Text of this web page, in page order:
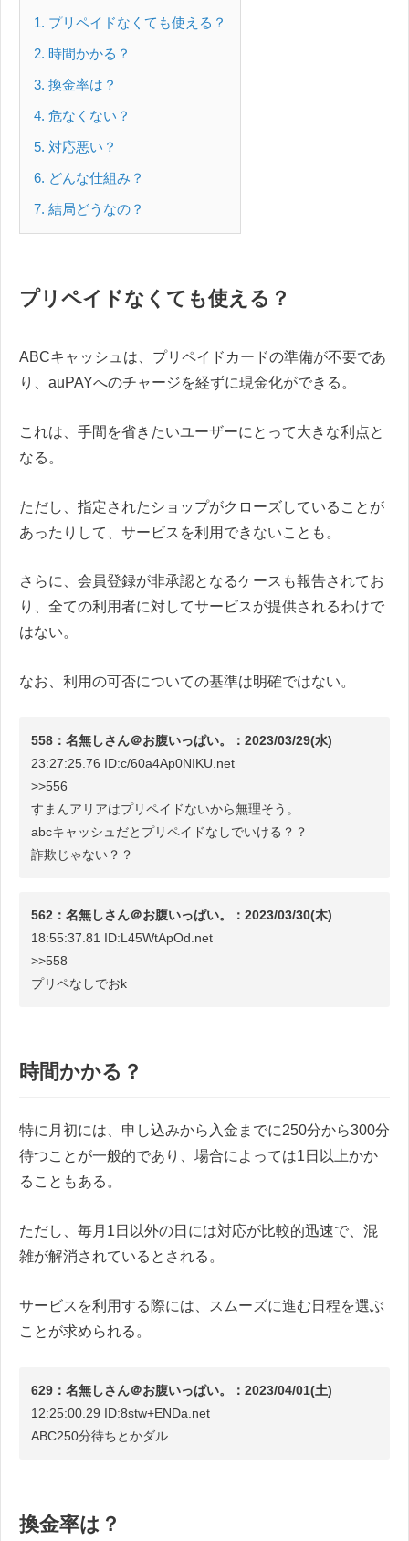
1 プリペイドなくても使える？
2 時間かかる？
3 換金率は？
4 危なくない？
5 対応悪い？
6 どんな仕組み？
7 結局どうなの？
プリペイドなくても使える？
ABCキャッシュは、プリペイドカードの準備が不要であ
り、auPAYへのチャージを経ずに現金化ができる。
これは、手間を省きたいユーザーにとって大きな利点と
なる。
ただし、指定されたショップがクローズしていることが
あったりして、サービスを利用できないことも。
さらに、会員登録が非承認となるケースも報告されてお
り、全ての利用者に対してサービスが提供されるわけで
はない。
なお、利用の可否についての基準は明確ではない。
558：名無しさん＠お腹いっぱい。：2023/03/29(水)
23:27:25.76 ID:c/60a4Ap0NIKU.net
>>556
すまんアリアはプリペイドないから無理そう。
abcキャッシュだとプリペイドなしでいける？？
詐欺じゃない？？
562：名無しさん＠お腹いっぱい。：2023/03/30(木)
18:55:37.81 ID:L45WtApOd.net
>>558
プリペなしでおk
時間かかる？
特に月初には、申し込みから入金までに250分から300分
待つことが一般的であり、場合によっては1日以上かか
ることもある。
ただし、毎月1日以外の日には対応が比較的迅速で、混
雑が解消されているとされる。
サービスを利用する際には、スムーズに進む日程を選ぶ
ことが求められる。
629：名無しさん＠お腹いっぱい。：2023/04/01(土)
12:25:00.29 ID:8stw+ENDa.net
ABC250分待ちとかダル
換金率は？